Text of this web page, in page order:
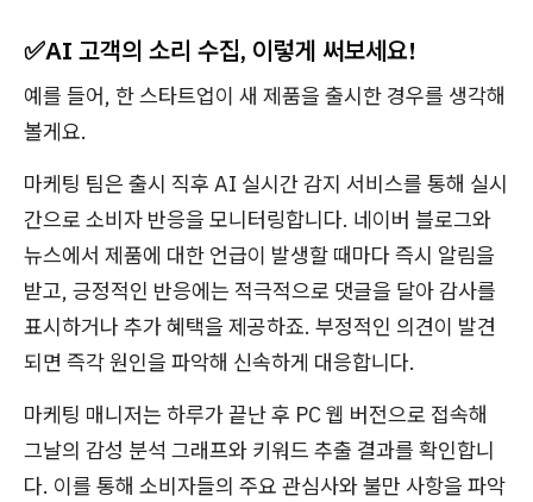
✅AI 고객의 소리 수집, 이렇게 써보세요!
예를 들어, 한 스타트업이 새 제품을 출시한 경우를 생각해
볼게요.
마케팅 팀은 출시 직후 AI 실시간 감지 서비스를 통해 실시
간으로 소비자 반응을 모니터링합니다. 네이버 블로그와
뉴스에서 제품에 대한 언급이 발생할 때마다 즉시 알림을
받고, 긍정적인 반응에는 적극적으로 댓글을 달아 감사를
표시하거나 추가 혜택을 제공하죠. 부정적인 의견이 발견
되면 즉각 원인을 파악해 신속하게 대응합니다.
마케팅 매니저는 하루가 끝난 후 PC 웹 버전으로 접속해
그날의 감성 분석 그래프와 키워드 추출 결과를 확인합니
다. 이를 통해 소비자들의 주요 관심사와 불만 사항을 파악